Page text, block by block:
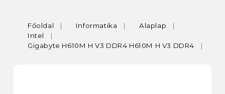
Főoldal Informatika
Alaplap
Intel
Gigabyte H610M H V3 DDR4 H610M H V3 DDR4